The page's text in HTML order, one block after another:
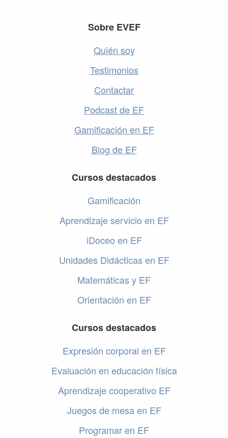
Sobre EVEF
Quién soy
Testimonios
Contactar
Podcast de EF
Gamificación en EF
Blog de EF
Cursos destacados
Gamificación
Aprendizaje servicio en EF
iDoceo en EF
Unidades Didácticas en EF
Matemáticas y EF
Orientación en EF
Cursos destacados
Expresión corporal en EF
Evaluación en educación física
Aprendizaje cooperativo EF
Juegos de mesa en EF
Programar en EF